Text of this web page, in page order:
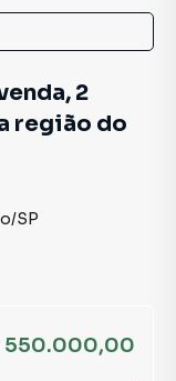
2
região do
/SP
550.000,00